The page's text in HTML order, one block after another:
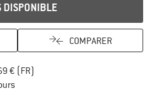
DISPONIBLE
COMPARER
€ (FR)